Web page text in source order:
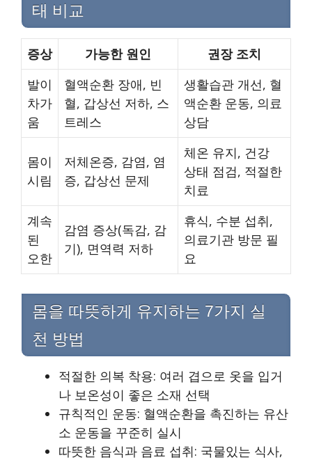
태 비교
증상 가능한 원인
권장 조치
발이
차가
움
혈액순환 장애, 빈
혈, 갑상선 저하, 스
트레스
생활습관 개선, 혈
액순환 운동, 의료
상담
몸이
시림
저체온증, 감염, 염
증, 갑상선 문제
체온 유지, 건강
상태 점검, 적절한
치료
계속
된
오한
감염 증상(독감, 감
기), 면역력 저하
휴식, 수분 섭취,
의료기관 방문 필
요
몸을 따뜻하게 유지하는 7가지 실
천 방법
적절한 의복 착용: 여러 겹으로 옷을 입거
나 보온성이 좋은 소재 선택
규칙적인 운동: 혈액순환을 촉진하는 유산
소 운동을 꾸준히 실시
따뜻한 음식과 음료 섭취: 국물있는 식사,